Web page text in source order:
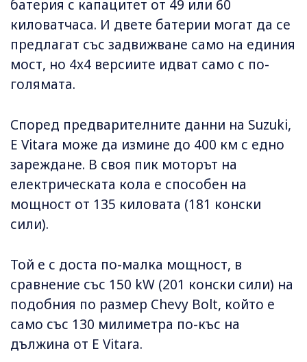
батерия с капацитет от 49 или 60
киловатчаса. И двете батерии могат да се
предлагат със задвижване само на единия
мост, но 4x4 версиите идват само с по-
голямата.
Според предварителните данни на Suzuki,
E Vitara може да измине до 400 км с едно
зареждане. В своя пик моторът на
електрическата кола е способен на
мощност от 135 киловата (181 конски
сили).
Той е с доста по-малка мощност, в
сравнение със 150 kW (201 конски сили) на
подобния по размер Chevy Bolt, който е
само със 130 милиметра по-къс на
дължина от E Vitara.